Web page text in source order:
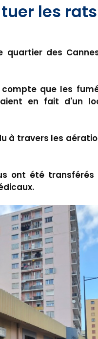
les rats
quartier des
que les
en fait d'un
à travers les
ont été transférés